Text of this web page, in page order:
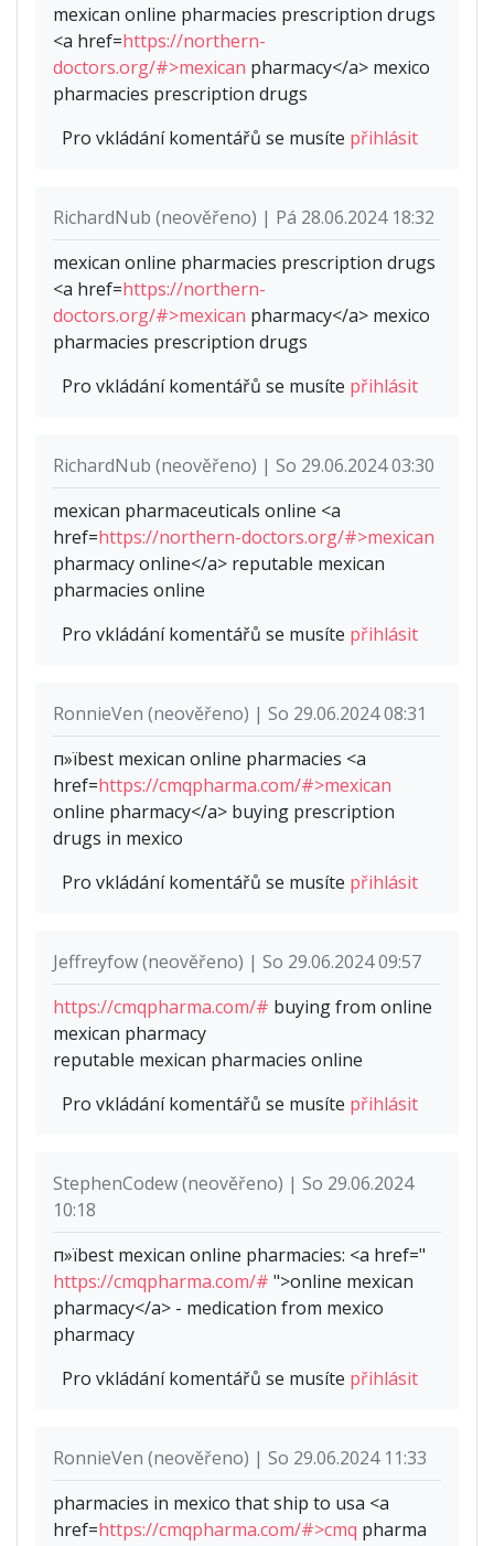
mexican online pharmacies prescription drugs
<a href=https://northern-
doctors.org/#>mexican pharmacy</a> mexico
pharmacies prescription drugs
Pro vkládání komentářů se musíte přihlásit
RichardNub (neověřeno) | Pá 28.06.2024 18:32
mexican online pharmacies prescription drugs
<a href=https://northern-
doctors.org/#>mexican pharmacy</a> mexico
pharmacies prescription drugs
Pro vkládání komentářů se musíte přihlásit
RichardNub (neověřeno) | So 29.06.2024 03:30
mexican pharmaceuticals online <a
href=https://northern-doctors.org/#>mexican
pharmacy online</a> reputable mexican
pharmacies online
Pro vkládání komentářů se musíte přihlásit
RonnieVen (neověřeno) | So 29.06.2024 08:31
п»їbest mexican online pharmacies <a
href=https://cmqpharma.com/#>mexican
online pharmacy</a> buying prescription
drugs in mexico
Pro vkládání komentářů se musíte přihlásit
Jeffreyfow (neověřeno) | So 29.06.2024 09:57
https://cmqpharma.com/# buying from online
mexican pharmacy
reputable mexican pharmacies online
Pro vkládání komentářů se musíte přihlásit
StephenCodew (neověřeno) | So 29.06.2024
10:18
п»їbest mexican online pharmacies: <a href="
https://cmqpharma.com/# ">online mexican
pharmacy</a> - medication from mexico
pharmacy
Pro vkládání komentářů se musíte přihlásit
RonnieVen (neověřeno) | So 29.06.2024 11:33
pharmacies in mexico that ship to usa <a
href=https://cmqpharma.com/#>cmq pharma